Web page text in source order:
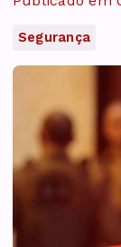
Segurança